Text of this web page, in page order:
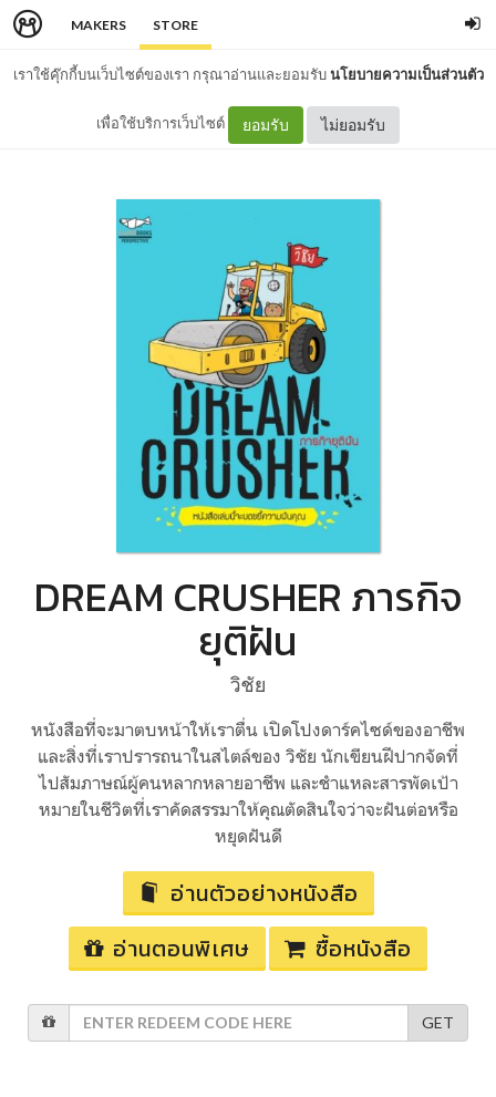
MAKERS STORE
เราใช้คุ๊กกี้บนเว็บไซต์ของเรา กรุณาอ่านและยอมรับนโยบายความเป็นส่วนตัว
เพื่อใช้บริการเว็บไซต์ ยอมรับ ไม่ยอมรับ
DREAM CRUSHER ภารกิจ
ยุติฝัน
วิชัย
หนังสือที่จะมาตบหน้าให้เราตื่น เปิดโปงดาร์คไซด์ของอาชีพ
และสิ่งที่เราปรารถนาในสไตล์ของ วิชัย นักเขียนฝีปากจัดที่
ไปสัมภาษณ์ผู้คนหลากหลายอาชีพ และชำแหละสารพัดเป้า
หมายในชีวิตที่เราคัดสรรมาให้คุณตัดสินใจว่าจะฝันต่อหรือ
หยุดฝันดี
อ่านตัวอย่างหนังสือ
อ่านตอนพิเศษ
ซื้อหนังสือ
GET